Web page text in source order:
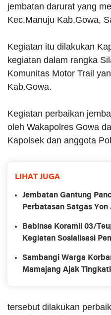
jembatan darurat yang
Kec.Manuju Kab.Gowa,
Kegiatan itu dilakukan
kegiatan dalam rangka
Komunitas Motor Trail
Kab.Gowa.
Kegiatan perbaikan
oleh Wakapolres Gowa
Kapolsek dan anggota
LIHAT JUGA
Jembatan Gantung
Perbatasan Satgas
Babinsa Koramil 03/
Kegiatan Sosialisasi
Sambangi Warga
Mamajang Ajak
tersebut dilakukan